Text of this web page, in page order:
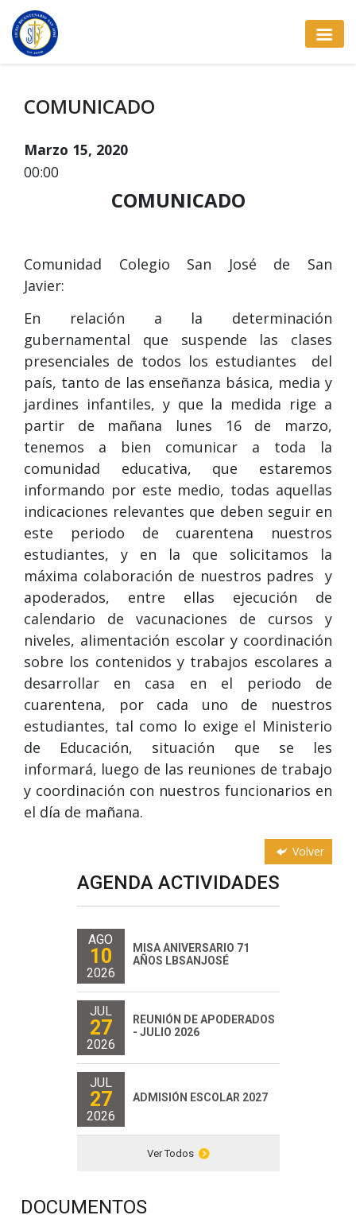
COMUNICADO
Marzo 15, 2020
00:00
COMUNICADO
Comunidad Colegio San José de San
Javier:
En relación a la determinación
gubernamental que suspende las clases
presenciales de todos los estudiantes del
país, tanto de las enseñanza básica, media y
jardines infantiles, y que la medida rige a
partir de mañana lunes 16 de marzo,
tenemos a bien comunicar a toda la
comunidad educativa, que estaremos
informando por este medio, todas aquellas
indicaciones relevantes que deben seguir en
este periodo de cuarentena nuestros
estudiantes, y en la que solicitamos la
máxima colaboración de nuestros padres y
apoderados, entre ellas ejecución de
calendario de vacunaciones de cursos y
niveles, alimentación escolar y coordinación
sobre los contenidos y trabajos escolares a
desarrollar en casa en el periodo de
cuarentena, por cada uno de nuestros
estudiantes, tal como lo exige el Ministerio
de Educación, situación que se les
informará, luego de las reuniones de trabajo
y coordinación con nuestros funcionarios en
el día de mañana.
Volver
AGENDA ACTIVIDADES
AGO
10
2026
MISA ANIVERSARIO 71
AÑOS LBSANJOSÉ
JUL
27
2026
REUNIÓN DE APODERADOS
- JULIO 2026
JUL
27
2026
ADMISIÓN ESCOLAR 2027
Ver Todos
DOCUMENTOS